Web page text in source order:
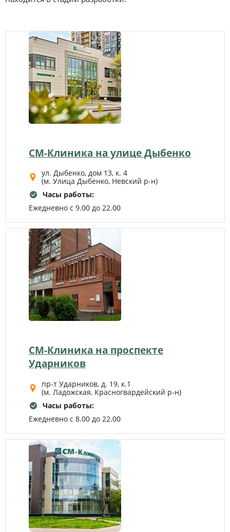
СМ-Клиника на улице Дыбенко
ул. Дыбенко, дом 13, к. 4
(м. Улица Дыбенко, Невский р-н)
Часы работы:
Ежедневно с 9.00 до 22.00
СМ-Клиника на проспекте
Ударников
пр-т Ударников, д. 19, к.1
(м. Ладожская, Красногвардейский р‑н)
Часы работы:
Ежедневно с 8.00 до 22.00